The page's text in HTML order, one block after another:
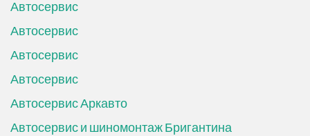
Автосервис
Автосервис
Автосервис
Автосервис
Автосервис Аркавто
Автосервис и шиномонтаж Бригантина